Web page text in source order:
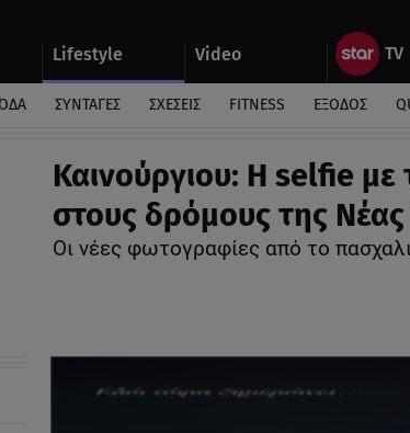
Lifestyle Video
ΣΥΝΤΑΓΕΣ ΣΧΕΣΕΙΣ FITNESS ΕΞΟΔΟΣ
Καινούργιου: Η selfie
στους δρόμους της
Οι νέες φωτογραφίες από το